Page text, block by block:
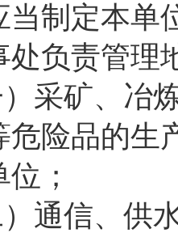
当制定本单
处负责管理
）采矿、冶
危险品的生
；
）通信、供